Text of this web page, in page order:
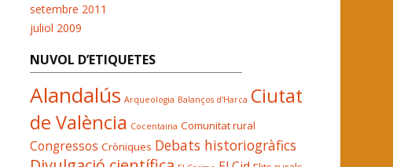
setembre 2011
juliol 2009
NUVOL D’ETIQUETES
Alandalús Arqueologia Balanços d'Harca Ciutat
de València Cocentaina Comunitat rural
Congressos Cròniques Debats historiogràfics